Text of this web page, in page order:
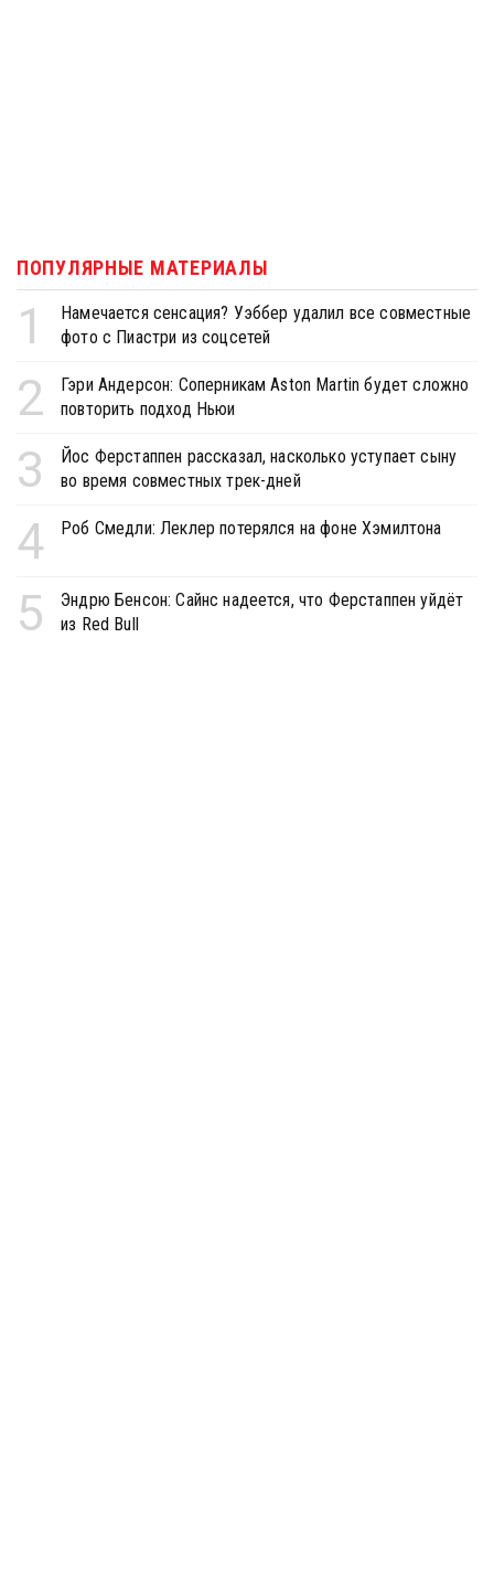
ПОПУЛЯРНЫЕ МАТЕРИАЛЫ
1
Намечается сенсация? Уэббер удалил все совместные
фото с Пиастри из соцсетей
2
Гэри Андерсон: Соперникам Aston Martin будет сложно
повторить подход Ньюи
3
Йос Ферстаппен рассказал, насколько уступает сыну
во время совместных трек-дней
4 Роб Смедли: Леклер потерялся на фоне Хэмилтона
5
Эндрю Бенсон: Сайнс надеется, что Ферстаппен уйдёт
из Red Bull